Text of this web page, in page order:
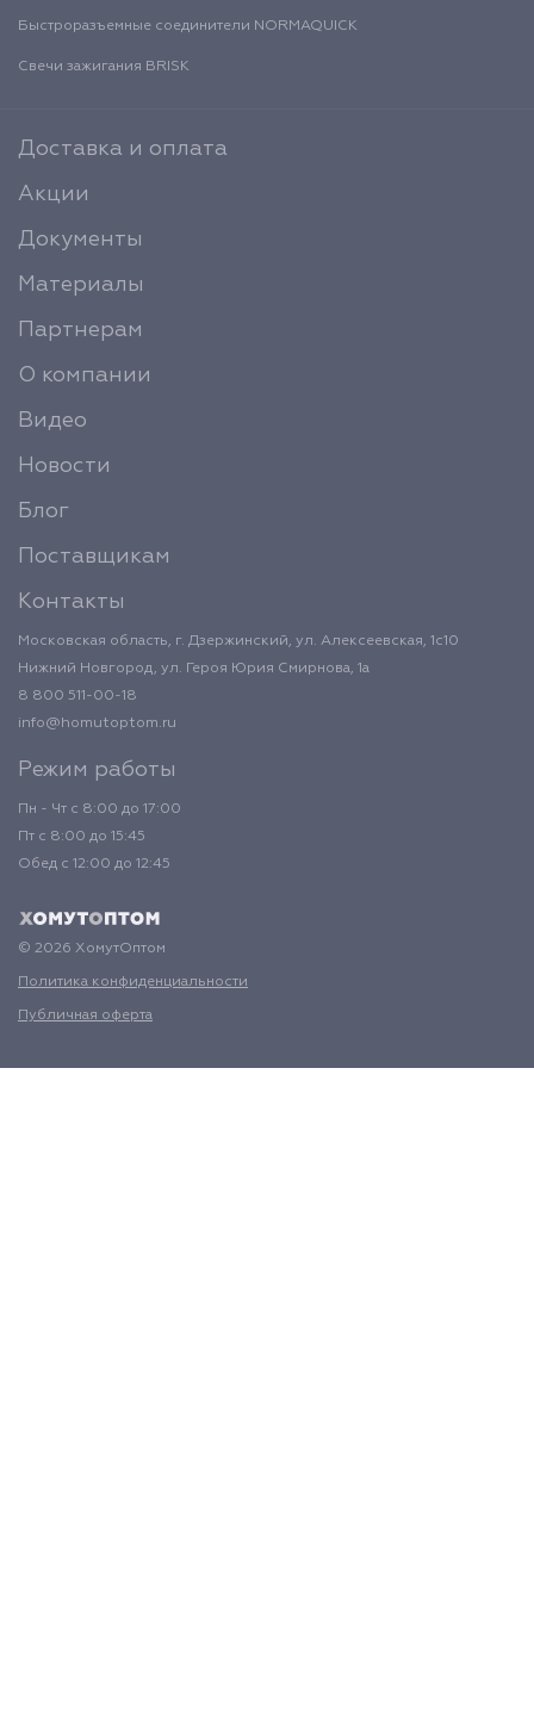
Быстроразъемные соединители NORMAQUICK
Свечи зажигания BRISK
Доставка и оплата
Акции
Документы
Материалы
Партнерам
О компании
Видео
Новости
Блог
Поставщикам
Контакты
Московская область, г. Дзержинский, ул. Алексеевская, 1с10
Нижний Новгород, ул. Героя Юрия Смирнова, 1а
8 800 511-00-18
info@homutoptom.ru
Режим работы
Пн - Чт с 8:00 до 17:00
Пт с 8:00 до 15:45
Обед с 12:00 до 12:45
© 2026 ХомутОптом
Политика конфиденциальности
Публичная оферта